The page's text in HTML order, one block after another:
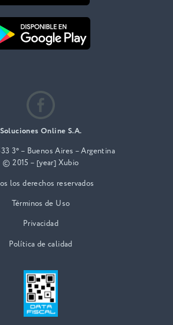
Soluciones Online S.A.
3° – Buenos Aires – Argentina
© 2015 – [year] Xubio
los derechos reservados
Términos de Uso
Privacidad
Política de calidad